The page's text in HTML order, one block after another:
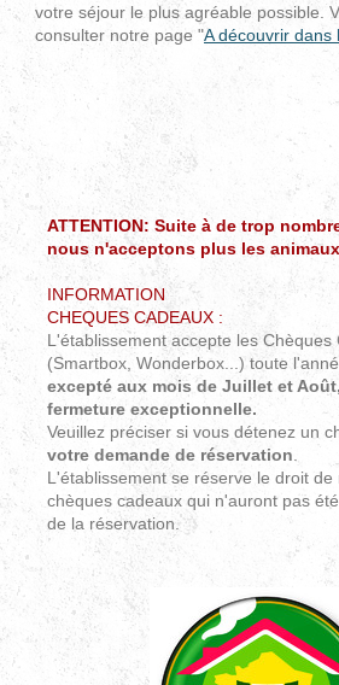
votre séjour le plus agréable possible.
consulter notre page "A découvrir dans
ATTENTION: Suite à de trop
nous n'acceptons plus les
INFORMATION
CHEQUES CADEAUX :
L'établissement accepte les Chèques
(Smartbox, Wonderbox...) toute
excepté aux mois de Juillet et
fermeture exceptionnelle.
Veuillez préciser si vous détenez un
votre demande de réservation
L'établissement se réserve le droit
chèques cadeaux qui n'auront pas
de la réservation.